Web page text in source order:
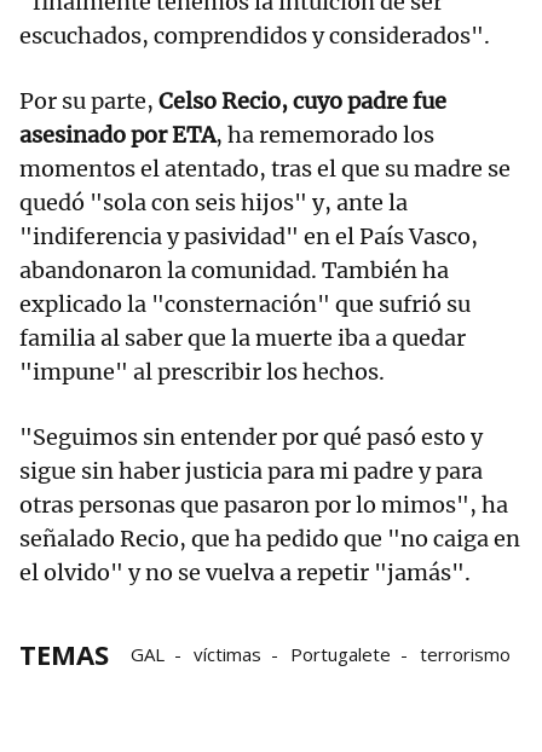
escuchados, comprendidos y considerados".
Por su parte, Celso Recio, cuyo padre fue
asesinado por ETA, ha rememorado los
momentos el atentado, tras el que su madre se
quedó "sola con seis hijos" y, ante la
"indiferencia y pasividad" en el País Vasco,
abandonaron la comunidad. También ha
explicado la "consternación" que sufrió su
familia al saber que la muerte iba a quedar
"impune" al prescribir los hechos.
"Seguimos sin entender por qué pasó esto y
sigue sin haber justicia para mi padre y para
otras personas que pasaron por lo mimos", ha
señalado Recio, que ha pedido que "no caiga en
el olvido" y no se vuelva a repetir "jamás".
TEMAS GAL víctimas Portugalete terrorismo